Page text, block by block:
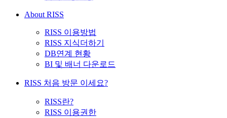
About RISS
RISS 이용방법
RISS 지식더하기
DB연계 현황
BI 및 배너 다운로드
RISS 처음 방문 이세요?
RISS란?
RISS 이용권한